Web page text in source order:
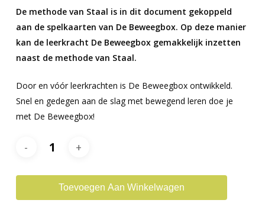
De methode van Staal is in dit document gekoppeld
aan de spelkaarten van De Beweegbox. Op deze manier
kan de leerkracht De Beweegbox gemakkelijk inzetten
naast de methode van Staal.
Door en vóór leerkrachten is De Beweegbox ontwikkeld.
Snel en gedegen aan de slag met bewegend leren doe je
met De Beweegbox!
Toevoegen Aan Winkelwagen